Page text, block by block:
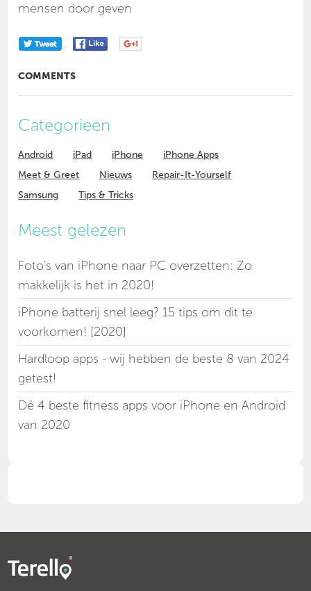
mensen door geven
COMMENTS
Categorieen
Android iPad iPhone
iPhone Apps
Meet & Greet
Nieuws
Repair-It-Yourself
Samsung
Tips & Tricks
Meest gelezen
Foto's van iPhone naar PC overzetten: Zo
makkelijk is het in 2020!
iPhone batterij snel leeg? 15 tips om dit te
voorkomen! [2020]
Hardloop apps - wij hebben de beste 8 van 2024
getest!
Dé 4 beste fitness apps voor iPhone en Android
van 2020